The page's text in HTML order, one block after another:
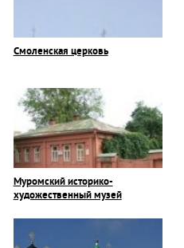
Смоленская церковь
Муромский историко-
художественный музей